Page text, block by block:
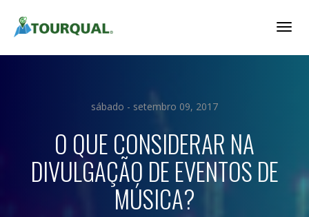
sábado - setembro 09, 2017
O QUE CONSIDERAR NA
DIVULGAÇÃO DE EVENTOS DE
MÚSICA?